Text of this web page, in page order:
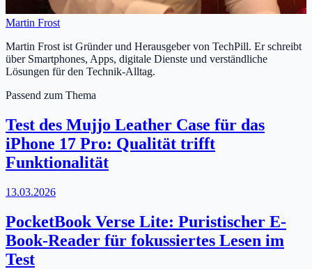
Martin Frost
Martin Frost ist Gründer und Herausgeber von TechPill. Er schreibt
über Smartphones, Apps, digitale Dienste und verständliche
Lösungen für den Technik-Alltag.
Passend zum Thema
Test des Mujjo Leather Case für das
iPhone 17 Pro: Qualität trifft
Funktionalität
13.03.2026
PocketBook Verse Lite: Puristischer E-
Book-Reader für fokussiertes Lesen im
Test